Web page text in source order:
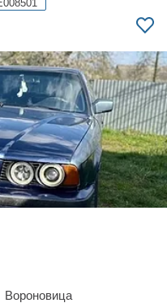
Вороновица